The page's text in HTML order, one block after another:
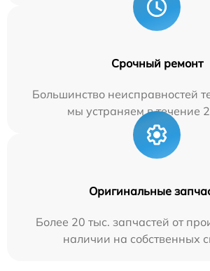
Срочный ремонт
Большинство неисправностей
мы устраняем в течение
Оригинальные
Более 20 тыс. запчастей от
наличии на собственных